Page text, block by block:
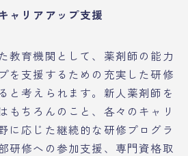
ャリアアップ支援
教育機関として、薬剤師の能力
を支援するための充実した研修
と考えられます。新人薬剤師を
もちろんのこと、各々のキャリ
に応じた継続的な研修プログラ
研修への参加支援、専門資格取